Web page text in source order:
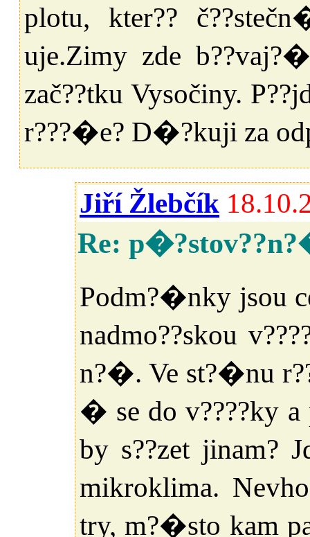
plotu, kter??
uje.Zimy zde
zač??tku Vysočiny.
r???�e? D�?kuji za
Jiří Žlebčík
Re:
Podm?�nky jsou
nadmo??skou
n?�. Ve st?�nu
� se do v????ky a
by s??zet jinam?
mikroklima.
try, m?�sto kam